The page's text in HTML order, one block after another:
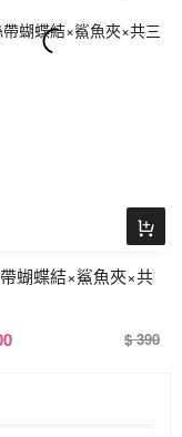
蝴蝶結×鯊魚夾×共
$ 390